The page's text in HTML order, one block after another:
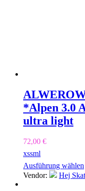
ALWERO
*Alpen 3.0
ultra light
72,00 €
xssml
Ausführung wählen
Vendor:
Hej Skat